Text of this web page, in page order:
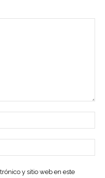
y sitio web en este